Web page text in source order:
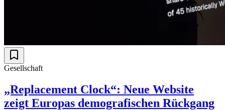
Gesellschaft
„Replacement Clock“: Neue Website
zeigt Europas demografischen Rückgang